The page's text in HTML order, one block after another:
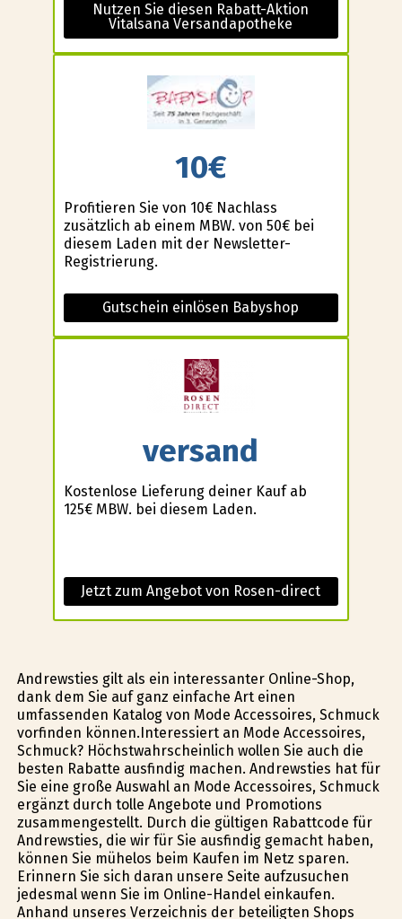
Nutzen Sie diesen Rabatt-Aktion
Vitalsana Versandapotheke
10€
Profitieren Sie von 10€ Nachlass
zusätzlich ab einem MBW. von 50€ bei
diesem Laden mit der Newsletter-
Registrierung.
Gutschein einlösen Babyshop
versand
Kostenlose Lieferung deiner Kauf ab
125€ MBW. bei diesem Laden.
Jetzt zum Angebot von Rosen-direct
Andrewsties gilt als ein interessanter Online-Shop,
dank dem Sie auf ganz einfache Art einen
umfassenden Katalog von Mode Accessoires, Schmuck
vorfinden können.Interessiert an Mode Accessoires,
Schmuck? Höchstwahrscheinlich wollen Sie auch die
besten Rabatte ausfindig machen. Andrewsties hat für
Sie eine große Auswahl an Mode Accessoires, Schmuck
ergänzt durch tolle Angebote und Promotions
zusammengestellt. Durch die gültigen Rabattcode für
Andrewsties, die wir für Sie ausfindig gemacht haben,
können Sie mühelos beim Kaufen im Netz sparen.
Erinnern Sie sich daran unsere Seite aufzusuchen
jedesmal wenn Sie im Online-Handel einkaufen.
Anhand unseres Verzeichnis der beteiligten Shops